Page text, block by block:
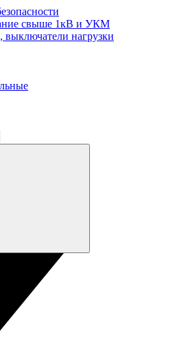
свыше 1кВ и УКМ
выключатели нагрузки